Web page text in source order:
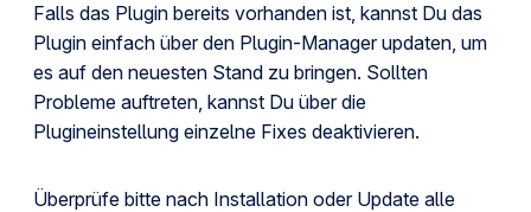
Falls das Plugin bereits vorhanden ist, kannst Du das
Plugin einfach über den Plugin-Manager updaten, um
es auf den neuesten Stand zu bringen. Sollten
Probleme auftreten, kannst Du über die
Plugineinstellung einzelne Fixes deaktivieren.
Überprüfe bitte nach Installation oder Update alle